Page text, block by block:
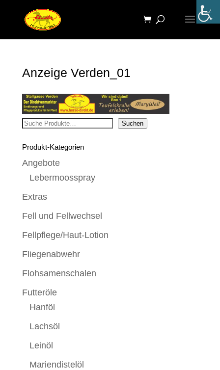
Anzeige Verden_01
Suchen Suchen
Produkt-Kategorien
Angebote
Lebermoosspray
Extras
Fell und Fellwechsel
Fellpflege/Haut-Lotion
Fliegenabwehr
Flohsamenschalen
Futteröle
Hanföl
Lachsöl
Leinöl
Mariendistelöl